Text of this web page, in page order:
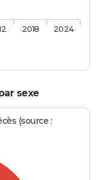
2018 2024
sexe
(source :